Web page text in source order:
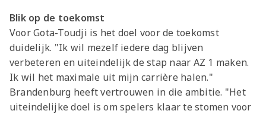
Blik op de toekomst
Voor Gota-Toudji is het doel voor de toekomst
duidelijk. "Ik wil mezelf iedere dag blijven
verbeteren en uiteindelijk de stap naar AZ 1 maken.
Ik wil het maximale uit mijn carrière halen."
Brandenburg heeft vertrouwen in die ambitie. "Het
uiteindelijke doel is om spelers klaar te stomen voor